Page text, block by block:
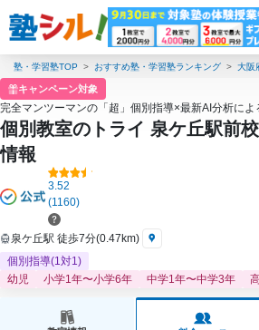
塾・学習塾TOP おすすめ塾・学習塾ランキング 大阪
キャンペーン対象
完全マンツーマンの「超」個別指導×最新AI分析によ
個別教室のトライ 泉ケ丘駅前
情報
3.52
(1160)
泉ケ丘駅 徒歩7分(0.47km)
個別指導(1対1)
幼児
小学1年〜小学6年 中学1年〜中学3年